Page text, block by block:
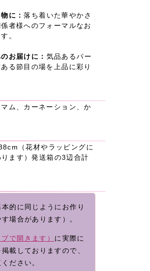
に：落ち着いた華やかさ
者様へのフォーマルなお
。
お届けに： 気品あるパー
る節目の場を上品に彩り
ム、カーネーション、か
（花材やラッピングに
ます）発送箱の3辺合計
的に同じようにお作り
場合があります）。
で開きます） に実際に
載しておりますので、
ださい。